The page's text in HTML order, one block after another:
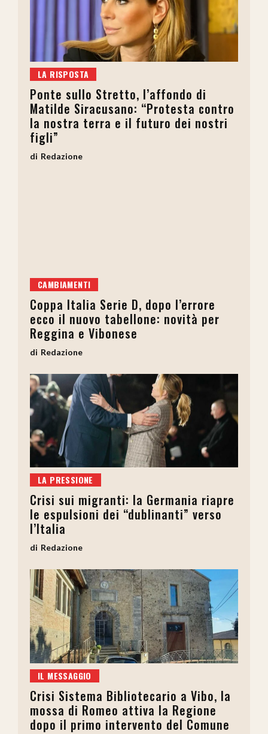
LA RISPOSTA
Ponte sullo Stretto, l’affondo di
Matilde Siracusano: “Protesta contro
la nostra terra e il futuro dei nostri
figli”
Redazione
CAMBIAMENTI
Coppa Italia Serie D, dopo l’errore
ecco il nuovo tabellone: novità per
Reggina e Vibonese
Redazione
LA PRESSIONE
Crisi sui migranti: la Germania riapre
le espulsioni dei “dublinanti” verso
l’Italia
Redazione
IL MESSAGGIO
Crisi Sistema Bibliotecario a Vibo, la
mossa di Romeo attiva la Regione
dopo il primo intervento del Comune